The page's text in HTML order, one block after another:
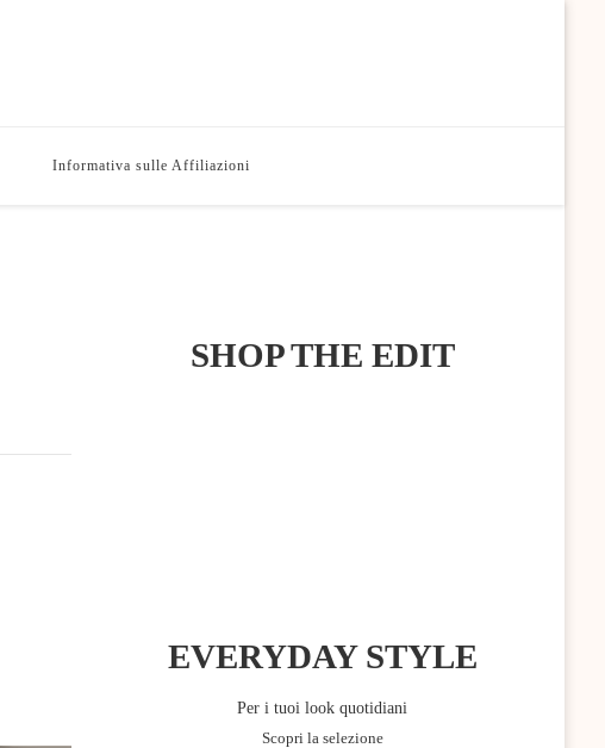
Informativa sulle Affiliazioni
SHOP THE EDIT
EVERYDAY STYLE
Per i tuoi look quotidiani
Scopri la selezione